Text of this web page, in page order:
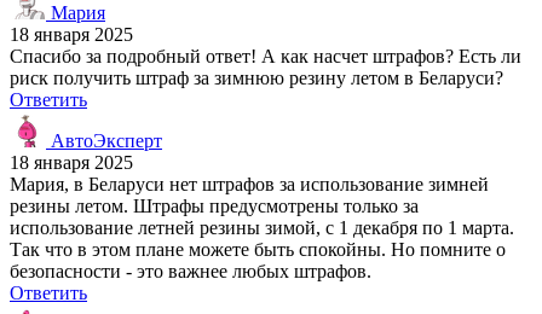
Мария
18 января 2025
Спасибо за подробный ответ! А как насчет штрафов? Есть ли
риск получить штраф за зимнюю резину летом в Беларуси?
Ответить
АвтоЭксперт
18 января 2025
Мария, в Беларуси нет штрафов за использование зимней
резины летом. Штрафы предусмотрены только за
использование летней резины зимой, с 1 декабря по 1 марта.
Так что в этом плане можете быть спокойны. Но помните о
безопасности - это важнее любых штрафов.
Ответить